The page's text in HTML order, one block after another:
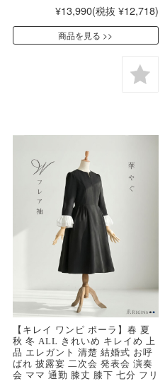
¥13,990(税抜 ¥12,718)
商品を見る
【キレイ ワンピ ポーラ】春 夏
秋 冬 ALL きれいめ キレイめ 上
品 エレガント 清楚 結婚式 お呼
ばれ 披露宴 二次会 発表会 演奏
会 ママ 通勤 膝丈 膝下 七分 フリ